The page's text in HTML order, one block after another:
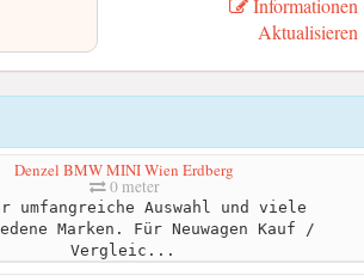
Informationen
Aktualisieren
Denzel BMW MINI Wien Erdberg
0 meter
umfangreiche Auswahl und viele
Marken. Für Neuwagen Kauf /
Vergleic...